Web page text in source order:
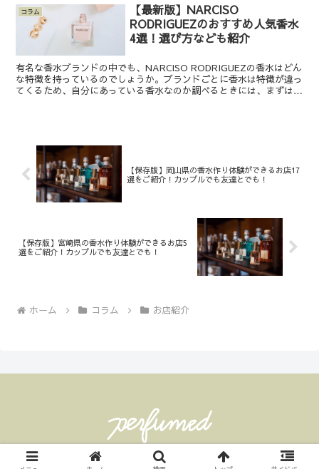
コラム
【最新版】NARCISO
RODRIGUEZのおすすめ人気香水
4選！選び方なども紹介
有名な香水ブランドの中でも、NARCISO RODRIGUEZの香水はどん
な特徴を持っているのでしょうか。ブランドごとに香水は特徴が違っ
てくるため、自分にあっている香水なのか調べるときには、まずはブ
【保存版】岡山県の香水作り体験ができるお店17
選をご紹介！カップルでも友達とでも！
【保存版】宮崎県の香水作り体験ができるお店5
選をご紹介！カップルでも友達とでも！
ホーム コラム お店紹介
© 2024 Perfumed 香水とコロンなライフ.